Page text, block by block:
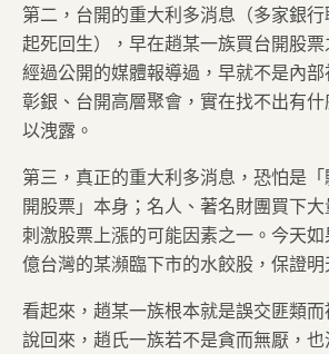
第二，台開的重大利多消息（多家銀
起死回生），早在趙某一族買台開股
經過公開的媒體報導過，早就不是內
彰銀、台開高層聚會，實在找不出有
以洩露。
第三，真正的重大利多消息，恐怕是
開股票」本身；名人、著名財團買下
刺激股票上漲的可能因素之一。今天
億台灣的某瀕臨下市的水餃股，保證明
看起來，趙某一族根本就是誤交匪類
說回來，趙氏一族若不是貪而無厭，